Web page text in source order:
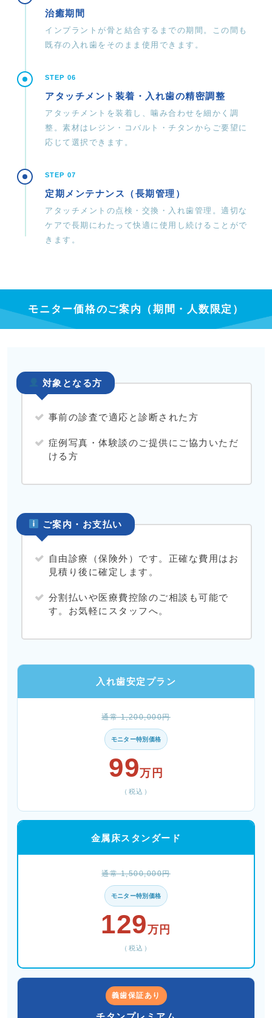
治癒期間
インプラントが骨と結合するまでの期間。この間も
既存の入れ歯をそのまま使用できます。
STEP 06
アタッチメント装着・入れ歯の精密調整
アタッチメントを装着し、噛み合わせを細かく調
整。素材はレジン・コバルト・チタンからご要望に
応じて選択できます。
STEP 07
定期メンテナンス（長期管理）
アタッチメントの点検・交換・入れ歯管理。適切な
ケアで長期にわたって快適に使用し続けることがで
きます。
モニター価格のご案内（期間・人数限定）
対象となる方
事前の診査で適応と診断された方
症例写真・体験談のご提供にご協力いただ
ける方
ご案内・お支払い
自由診療（保険外）です。正確な費用はお
見積り後に確定します。
分割払いや医療費控除のご相談も可能で
す。お気軽にスタッフへ。
入れ歯安定プラン
通常 1,200,000円
モニター特別価格
99万円
（税込）
金属床スタンダード
通常 1,500,000円
モニター特別価格
129万円
（税込）
義歯保証あり